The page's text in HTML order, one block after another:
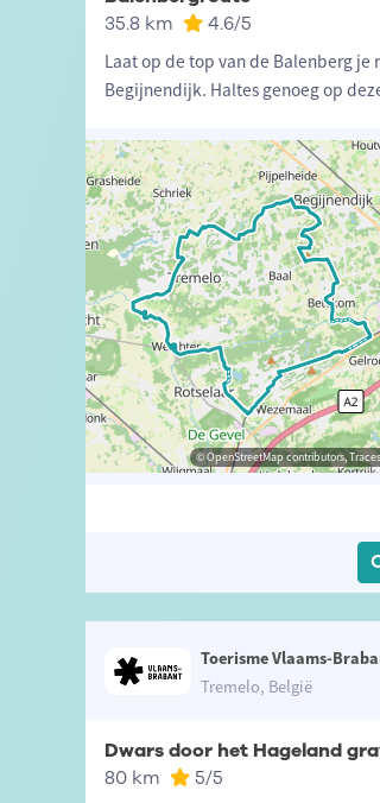
35.8 km 4.6/5
Laat op de top van de Balenberg
Begijnendijk. Haltes genoeg op
© OpenStreetMap contributors,
© David Stockman ©
Toerisme Vlaams-
Tremelo, België
Dwars door het Hageland
80 km 5/5